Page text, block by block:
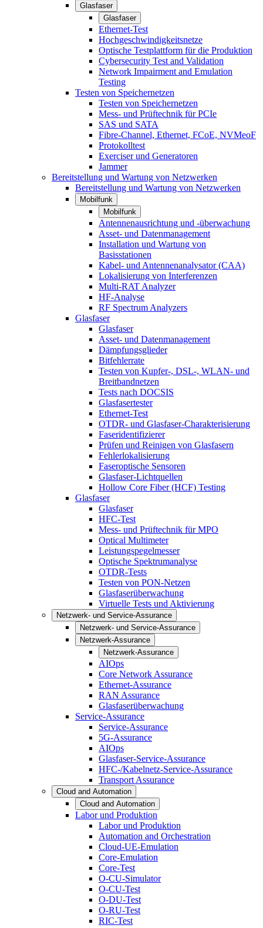
Glasfaser
Glasfaser
Ethernet-Test
Hochgeschwindigkeitsnetze
Optische Testplattform für die Produktion
Cybersecurity Test and Validation
Network Impairment and Emulation
Testing
Testen von Speichernetzen
Testen von Speichernetzen
Mess- und Prüftechnik für PCIe
SAS und SATA
Fibre-Channel, Ethernet, FCoE, NVMeoF
Protokolltest
Exerciser und Generatoren
Jammer
Bereitstellung und Wartung von Netzwerken
Bereitstellung und Wartung von Netzwerken
Mobilfunk
Mobilfunk
Antennenausrichtung und -überwachung
Asset- und Datenmanagement
Installation und Wartung von
Basisstationen
Kabel- und Antennenanalysator (CAA)
Lokalisierung von Interferenzen
Multi-RAT Analyzer
HF-Analyse
RF Spectrum Analyzers
Glasfaser
Glasfaser
Asset- und Datenmanagement
Dämpfungsglieder
Bitfehlerrate
Testen von Kupfer-, DSL-, WLAN- und
Breitbandnetzen
Tests nach DOCSIS
Glasfasertester
Ethernet-Test
OTDR- und Glasfaser-Charakterisierung
Faseridentifizierer
Prüfen und Reinigen von Glasfasern
Fehlerlokalisierung
Faseroptische Sensoren
Glasfaser-Lichtquellen
Hollow Core Fiber (HCF) Testing
Glasfaser
Glasfaser
HFC-Test
Mess- und Prüftechnik für MPO
Optical Multimeter
Leistungspegelmesser
Optische Spektrumanalyse
OTDR-Tests
Testen von PON-Netzen
Glasfaserüberwachung
Virtuelle Tests und Aktivierung
Netzwerk- und Service-Assurance
Netzwerk- und Service-Assurance
Netzwerk-Assurance
Netzwerk-Assurance
AIOps
Core Network Assurance
Ethernet-Assurance
RAN Assurance
Glasfaserüberwachung
Service-Assurance
Service-Assurance
5G-Assurance
AIOps
Glasfaser-Service-Assurance
HFC-/Kabelnetz-Service-Assurance
Transport Assurance
Cloud and Automation
Cloud and Automation
Labor und Produktion
Labor und Produktion
Automation and Orchestration
Cloud-UE-Emulation
Core-Emulation
Core-Test
O-CU-Simulator
O-CU-Test
O-DU-Test
O-RU-Test
RIC-Test